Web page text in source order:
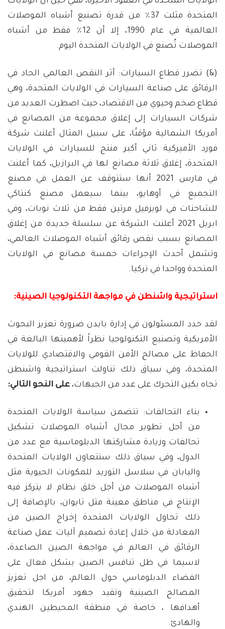
المتحدة مثلت 37٪ من قدرة تصنيع أشباه الموصلات
العالمية في عام 1990، إلا أن 12٪ فقط من أشباه
الموصلات تُصنع في الولايات المتحدة اليوم.
(&) تضرر قطاع السيارات: أثر النقص العالمي الحاد في
الرقائق على صناعة السيارات في الولايات المتحدة، وهي
قطاع ضخم وحيوي من الاقتصاد، حيث اضطرت العديد من
شركات السيارات إلى إغلاق مجموعة من المصانع في
أمريكا الشمالية مؤقتًا، على سبيل المثال أعلنت شركة
فورد الأميركية ثاني أكبر منتج للسيارات في الولايات
المتحدة، إغلاق ثلاثة مصانع لها في البرازيل، كما أعلنت
في مارس 2021 أنها ستتوقف عن العمل في مصنع
التجميع في أوهايو، بينما سيعمل مصنع كنتاكي
للشاحنات في لويزفيل مرتين فقط من ثلاث نوبات، وفي
ابريل 2021 أعلنت الشركة عن سلسلة جديدة من إغلاق
المصانع بسبب نقص رقائق أشباه الموصلات العالمي،
وتشمل أحدث الإجراءات خمسة مصانع في الولايات
المتحدة وواحدا في تركيا.
استراتيجية واشنطن في مواجهة التكنولوجيا الصينية:
لقد حدد المسئولون في إدارة بايدن ضرورة تعزيز البحوث
الأمريكية وتصنيع التكنولوجيا نظراً لأهميتها البالغة في
الحفاظ على مصالح الأمن القومي والاقتصادي للولايات
المتحدة، وفي سياق ذلك تناولت استراتيجية واشنطن
تجاه بكين التحرك على عدد من الجبهات، على النحو التالي:
بناء التحالفات: تتضمن سياسة الولايات المتحدة
من أجل تطوير مجال أشباه الموصلات تشكيل
تحالفات وزيادة مشاركتها الدبلوماسية مع عدد من
الدول، وفي سياق ذلك ستتعاون الولايات المتحدة
واليابان في سلاسل التوريد للمكونات الحيوية مثل
أشباه الموصلات من أجل خلق نظام لا يتركز فيه
الإنتاج في مناطق معينة مثل تايوان، بالإضافة إلى
ذلك تحاول الولايات المتحدة إخراج الصين من
المعادلة من خلال إعادة تصميم آليات عمل صناعة
الرقائق في العالم في مواجهة الصين الصاعدة،
لاسيما في ظل تنافس الصين بشكل فعال على
الفضاء الدبلوماسي حول العالم، من اجل تعزيز
المصالح الصينية وتقيد جهود أمريكا لتحقيق
أهدافها ، خاصة في منطقة المحيطين الهندي
والهادئ.